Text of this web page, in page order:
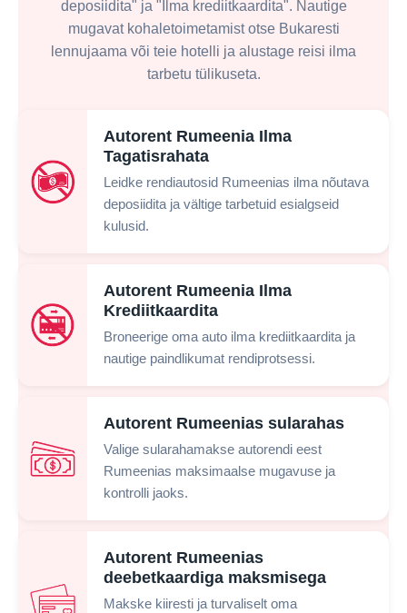
deposiidita" ja "Ilma krediitkaardita". Nautige
mugavat kohaletoimetamist otse Bukaresti
lennujaama või teie hotelli ja alustage reisi ilma
tarbetu tülikuseta.
Autorent Rumeenia Ilma
Tagatisrahata
Leidke rendiautosid Rumeenias ilma nõutava
deposiidita ja vältige tarbetuid esialgseid
kulusid.
Autorent Rumeenia Ilma
Krediitkaardita
Broneerige oma auto ilma krediitkaardita ja
nautige paindlikumat rendiprotsessi.
Autorent Rumeenias sularahas
Valige sularahamakse autorendi eest
Rumeenias maksimaalse mugavuse ja
kontrolli jaoks.
Autorent Rumeenias
deebetkaardiga maksmisega
Makske kiiresti ja turvaliselt oma